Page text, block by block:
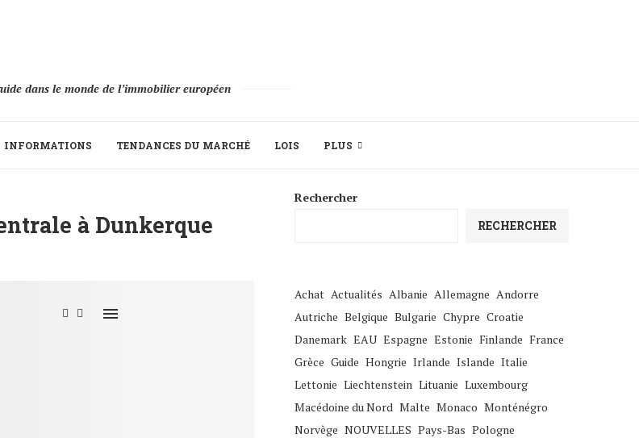
dans le monde de l’immobilier européen
INFORMATIONS TENDANCES DU MARCHÉ LOIS PLUS
à Dunkerque
Rechercher
RECHERCHER
Achat Actualités Albanie Allemagne Andorre
Autriche Belgique Bulgarie Chypre Croatie
Danemark EAU Espagne Estonie Finlande France
Grèce Guide Hongrie Irlande Islande Italie
Lettonie Liechtenstein Lituanie Luxembourg
Macédoine du Nord Malte Monaco Monténégro
Norvège NOUVELLES Pays-Bas Pologne